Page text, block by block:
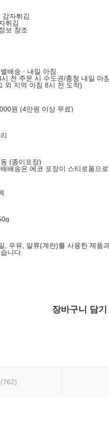
감자튀김
튀김
보 참조
배송 · 내일 아침
시 전 주문 시 수도권/충청 내일 아
외 지역 아침 8시 전 도착)
원 (4만원 이상 무료)
(종이포장)
배송은 에코 포장이 스티로폼으
, 우유, 알류(계란)를 사용한 제품
니다.
장바구니 담기
(762)